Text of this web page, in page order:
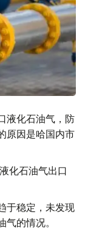
液化石油气，防
原因是哈国内市
化石油气出口
于稳定，未发现
的情况。